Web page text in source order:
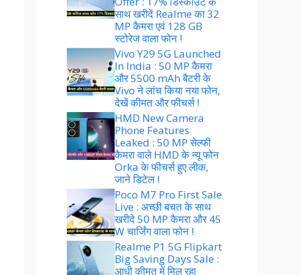
साथ खरीदें Realme का 32
MP कैमरा एवं 128 GB
स्टोरेज वाला फोन !
Vivo Y29 5G Launched
In India : 50 MP कैमरा
और 5500 mAh बैटरी के
Vivo ने लांच किया नया फोन,
देखें कीमत और फीचर्स !
HMD New Camera
Phone Features
Leaked : 50 MP सेल्फी
कैमरा वाले HMD के न्यू फोन
Orka के फीचर्स हुए लीक,
जाने डिटेल !
Poco M7 Pro First Sale
Live : अच्छी बचत के साथ
खरीदे 50 MP कैमरा और 45
W चार्जिंग वाला फोन !
Realme P1 5G Flipkart
Big Saving Days Sale :
आधी कीमत में मिल रहा